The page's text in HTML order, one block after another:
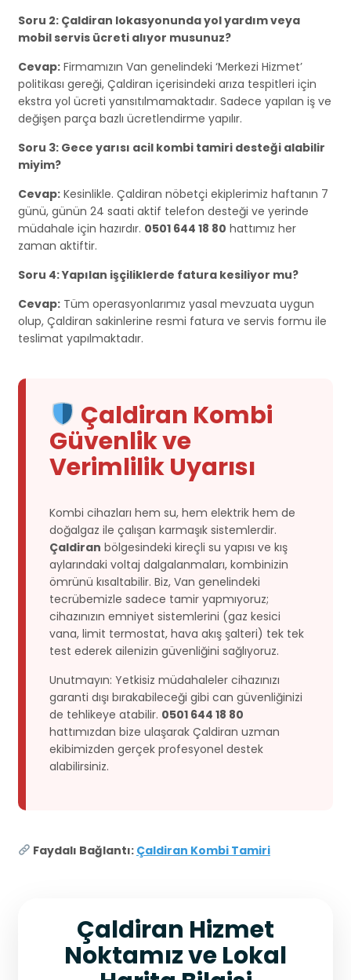
Soru 2: Çaldiran lokasyonunda yol yardım veya
mobil servis ücreti alıyor musunuz?
Cevap: Firmamızın Van genelindeki ‘Merkezi Hizmet’
politikası gereği, Çaldiran içerisindeki arıza tespitleri için
ekstra yol ücreti yansıtılmamaktadır. Sadece yapılan iş ve
değişen parça bazlı ücretlendirme yapılır.
Soru 3: Gece yarısı acil kombi tamiri desteği alabilir
miyim?
Cevap: Kesinlikle. Çaldiran nöbetçi ekiplerimiz haftanın 7
günü, günün 24 saati aktif telefon desteği ve yerinde
müdahale için hazırdır. 0501 644 18 80 hattımız her
zaman aktiftir.
Soru 4: Yapılan işçiliklerde fatura kesiliyor mu?
Cevap: Tüm operasyonlarımız yasal mevzuata uygun
olup, Çaldiran sakinlerine resmi fatura ve servis formu ile
teslimat yapılmaktadır.
Çaldiran Kombi
Güvenlik ve
Verimlilik Uyarısı
Kombi cihazları hem su, hem elektrik hem de
doğalgaz ile çalışan karmaşık sistemlerdir.
Çaldiran bölgesindeki kireçli su yapısı ve kış
aylarındaki voltaj dalgalanmaları, kombinizin
ömrünü kısaltabilir. Biz, Van genelindeki
tecrübemizle sadece tamir yapmıyoruz;
cihazınızın emniyet sistemlerini (gaz kesici
vana, limit termostat, hava akış şalteri) tek tek
test ederek ailenizin güvenliğini sağlıyoruz.
Unutmayın: Yetkisiz müdahaleler cihazınızı
garanti dışı bırakabileceği gibi can güvenliğinizi
de tehlikeye atabilir. 0501 644 18 80
hattımızdan bize ulaşarak Çaldiran uzman
ekibimizden gerçek profesyonel destek
alabilirsiniz.
Faydalı Bağlantı: Çaldiran Kombi Tamiri
Çaldiran Hizmet
Noktamız ve Lokal